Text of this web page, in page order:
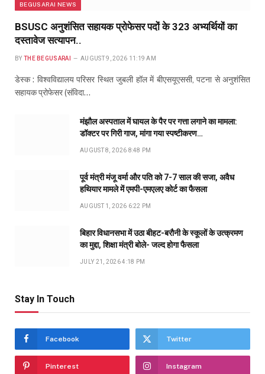
BEGUSARAI NEWS
BSUSC अनुशंसित सहायक प्रोफेसर पदों के 323 अभ्यर्थियों का
दस्तावेज सत्यापन..
BY THE BEGUSARAI AUGUST 9, 2026 11:19 AM
डेस्क : विश्वविद्यालय परिसर स्थित जुबली हॉल में बीएसयूएससी, पटना से अनुशंसित
सहायक प्रोफेसर (संविदा…
मंझौल अस्पताल में घायल के पैर पर गत्ता लगाने का मामला:
डॉक्टर पर गिरी गाज, मांगा गया स्पष्टीकरण…
AUGUST 8, 2026 8:48 PM
पूर्व मंत्री मंजू वर्मा और पति को 7-7 साल की सजा, अवैध
हथियार मामले में एमपी-एमएलए कोर्ट का फैसला
AUGUST 1, 2026 6:22 PM
बिहार विधानसभा में उठा बीहट-बरौनी के स्कूलों के उत्क्रमण
का मुद्दा, शिक्षा मंत्री बोले- जल्द होगा फैसला
JULY 21, 2026 4:18 PM
Stay In Touch
Facebook Twitter
Pinterest Instagram